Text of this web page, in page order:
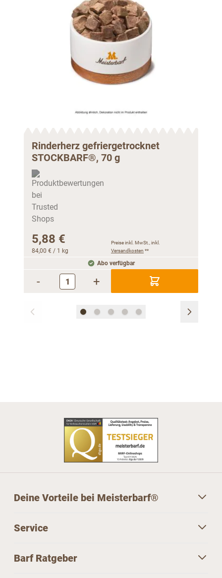
Rinderherz gefriergetrocknet
STOCKBARF®, 70 g
5,88 €
84,00 € / 1 kg
Preise inkl. MwSt., inkl.
Versandkosten **
Abo verfügbar
- +
Deine Vorteile bei Meisterbarf®
Service
Barf Ratgeber